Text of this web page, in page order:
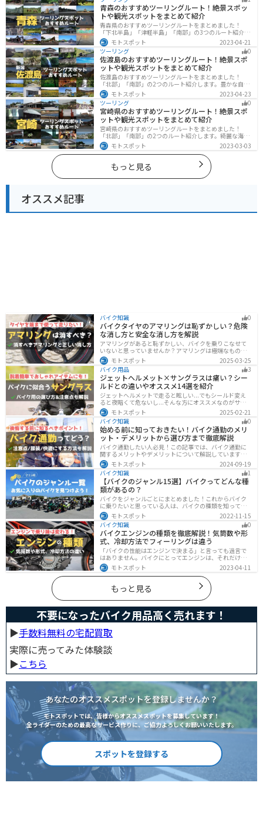
ださい。
青森のおすすめツーリングルート！絶景スポッ
トや観光スポットをまとめて紹介
青森県のおすすめツーリングルートをまとめました！
「下北半島」「津軽半島」「南部」の3つのルート紹介し
ます。自然に恵まれた風光明媚な景色や歴史文化に触れ
られる観光スポットが多くあります。バイクで青森県に
ツーリングに行く際は参考にしてください。
モトスポット
2023-04-21
ツーリング
0
佐渡島のおすすめツーリングルート！絶景スポ
ットや観光スポットをまとめて紹介
佐渡島のおすすめツーリングルートをまとめました！
「北部」「南部」の2つのルート紹介します。豊かな自然
と歴史的なスポット、トキなどの貴重な動物を見られる
スポットが多数あります。バイクで佐渡島にツーリング
に行く際は参考にしてください。
モトスポット
2023-04-23
ツーリング
0
宮崎県のおすすめツーリングルート！絶景スポ
ットや観光スポットをまとめて紹介
宮崎県のおすすめツーリングルートをまとめました！
「北部」「南部」の2つのルート紹介します。綺麗な海岸
線が特徴的な海・自然豊かな山・趣のある神社を満喫す
るツーリングができます。バイクで宮崎県にツーリング
に行く際は参考にしてください。
モトスポット 2023-03-03
もっと見る
オススメ記事
バイク知識 0
バイクタイヤのアマリングは恥ずかしい？危険
な消し方と安全な消し方を解説
アマリングがあると恥ずかしい、バイクを乗りこなせて
いないと思っていませんか？アマリングは極端なもので
なければ全く問題ありません。しかし、気になるという
方がいるのも事実です。この記事では消した方がいいア
マリングや消し方を解説します。
モトスポット
2025-03-25
バイク用品
3
ジェットヘルメット×サングラスは痛い？シー
ルドとの違いやオススメ14選を紹介
ジェットヘルメットで走ると眩しい...でもシールド変え
ると夜暗くて危ないし...そんな方にオススメなのがサン
グラスです！サングラスなら付け外しが自由で、眩しい
時だけ使えます。バイクを降りてからのファッションと
しても使えるおしゃれアイテムです。
モトスポット
2025-02-21
バイク知識
0
始める前に知っておきたい！バイク通勤のメリ
ット・デメリットから選び方まで徹底解説
バイク通勤したい人必見！この記事では、バイク通勤に
関するメリットやデメリットについて解説しています。
実は通勤時間を短縮できるメリットがありますが、会社
によっては許可されない場合もあるので、事前に確認が
必要です。この記事を読めばバイク通勤の始め方がわか
ります。
モトスポット
2024-09-19
バイク知識
1
【バイクのジャンル15選】バイクってどんな種
類があるの？
バイクをジャンルごとにまとめました！これからバイク
に乗りたいと思っている人は、バイクの種類を知って気
になる1台を見つけましょう。特徴やメリットデメリット
なども記載しているので、デザインだけでなく性能から
もバイクを探せるようになると失敗しないバイク選びば
できるようになります。
モトスポット
2022-11-15
バイク知識
0
バイクエンジンの種類を徹底解説！気筒数や形
式、冷却方法でフィーリングは違う
「バイクの性能はエンジンで決まる」と言っても過言で
はありません。バイクにとってエンジンは、それだけ重
要なパーツなんです。エンジンの種類と特徴を知れば、
あなたもワンランク上のバイク選びができるようになり
ます！
モトスポット 2023-04-11
もっと見る
不要になったバイク用品高く売れます！
▶︎手数料無料の宅配買取
実際に売ってみた体験談
▶︎こちら
あなたのオススメスポットを登録しませんか？
モトスポットでは、皆様からオススメスポットを募集しています！
全ライダーのための最高なサービス作りに、ご協力よろしくお願いいたします。
スポットを登録する